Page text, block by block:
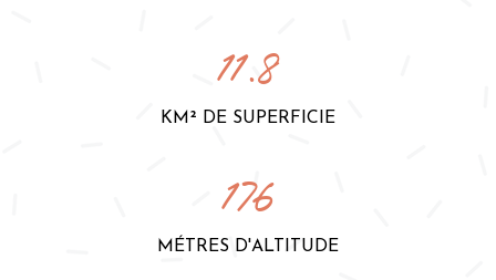
11.8
KM² DE SUPERFICIE
176
MÉTRES D'ALTITUDE